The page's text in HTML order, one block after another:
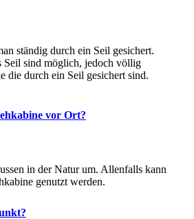
ständig durch ein Seil gesichert.
Seil sind möglich, jedoch völlig
die durch ein Seil gesichert sind.
vor Ort?
in der Natur um. Allenfalls kann
genutzt werden.